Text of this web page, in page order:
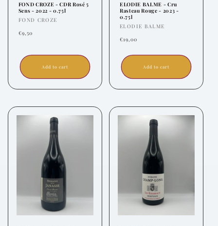
FOND CROZE - CDR Rosé 5
Sens - 2022 - 0.75l
Vendor:
FOND CROZE
Regular
€9,50
Add to cart
ELODIE BALME - Cru
Rasteau Rouge - 2023 -
0.75l
Vendor:
ELODIE BALME
Regular
€19,00
Add to cart